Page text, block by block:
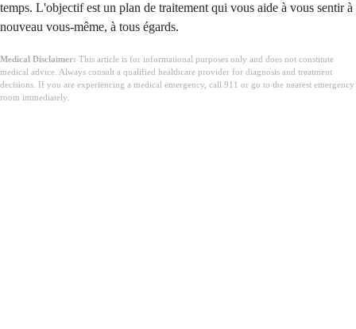
temps. L'objectif est un plan de traitement qui vous aide à vous sentir à
nouveau vous-même, à tous égards.
Medical Disclaimer: This article is for informational purposes only and does not constitute
medical advice. Always consult a qualified healthcare provider for diagnosis and treatment
decisions. If you are experiencing a medical emergency, call 911 or go to the nearest emergency
room immediately.